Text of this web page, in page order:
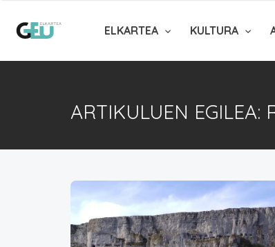
ELKARTEA KULTURA
ARTIKULUEN EGILEA: